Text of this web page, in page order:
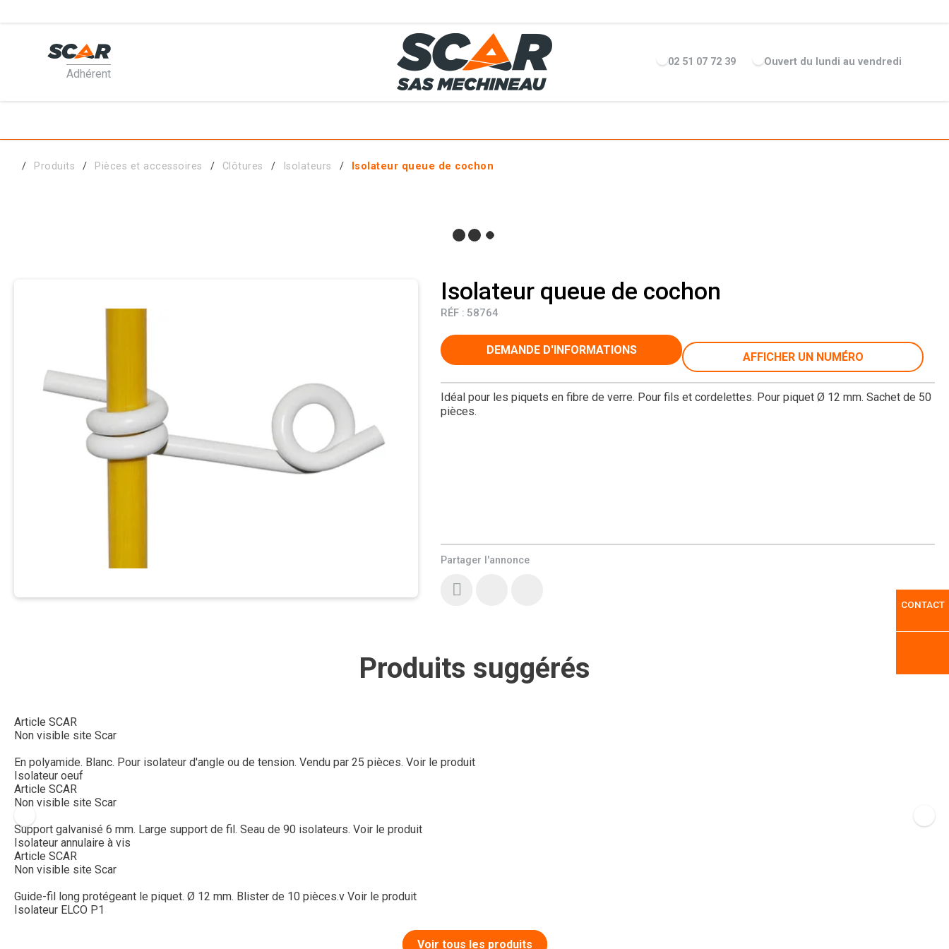
Adhérent
02 51 07 72 39 Ouvert du lundi au vendredi
Produits Pièces et accessoires Clôtures Isolateurs Isolateur queue de cochon
Isolateur queue de cochon
RÉF : 58764
Partager l'annonce
Idéal pour les piquets en fibre de verre. Pour fils et cordelettes. Pour piquet Ø 12 mm. Sachet de 50
pièces.
DEMANDE D'INFORMATIONS
AFFICHER UN NUMÉRO
Produits suggérés
Article SCAR
Non visible site Scar
En polyamide. Blanc. Pour isolateur d'angle ou de tension. Vendu par 25 pièces. Voir le produit
Isolateur oeuf
Article SCAR
Non visible site Scar
Support galvanisé 6 mm. Large support de fil. Seau de 90 isolateurs. Voir le produit
Isolateur annulaire à vis
Article SCAR
Non visible site Scar
Guide-fil long protégeant le piquet. Ø 12 mm. Blister de 10 pièces.v Voir le produit
Isolateur ELCO P1
Voir tous les produits
CONTACT